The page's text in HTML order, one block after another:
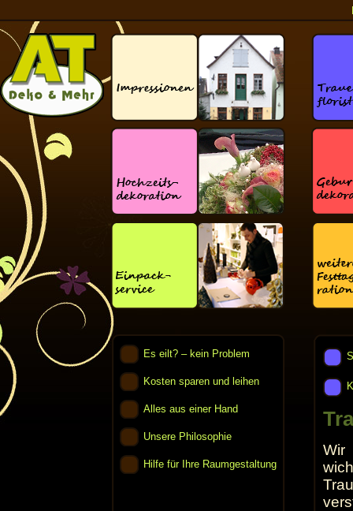
Es eilt? – kein Problem
Kosten sparen und leihen
Alles aus einer Hand
Unsere Philosophie
Hilfe für Ihre Raumgestaltung
Wir